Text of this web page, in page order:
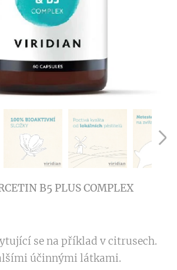
B5 PLUS COMPLEX
se na příklad v citrusech.
účinnými látkami.